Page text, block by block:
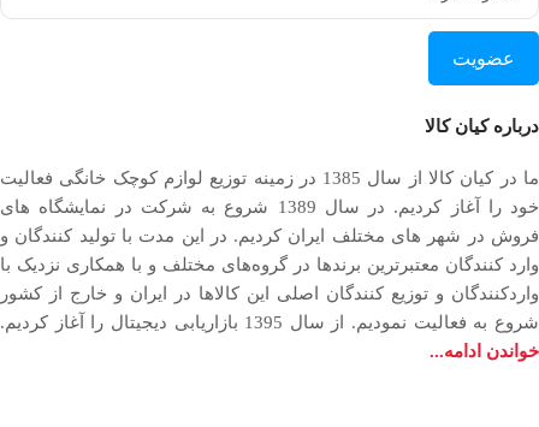
عضویت
درباره کیان کالا
ما در کیان کالا از سال 1385 در زمینه توزیع لوازم کوچک خانگی فعالیت
خود را آغاز کردیم. در سال 1389 شروع به شرکت در نمایشگاه های
فروش در شهر های مختلف ایران کردیم. در اين مدت با توليد كنندگان و
وارد كنندگان معتبرترین برندها در گروه‌‏های مختلف و با همکاری نزدیک با
وارد‏کنندگان و توزیع‏ کنندگان اصلی این کالاها در ایران و خارج از کشور
شروع به فعاليت نمودیم. از سال 1395 بازاریابی دیجیتال را آغاز کردیم.
خواندن ادامه...